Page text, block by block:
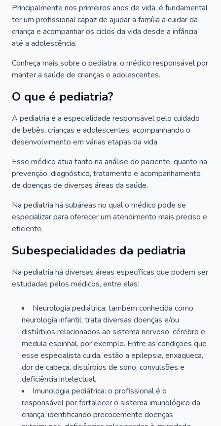
Principalmente nos primeiros anos de vida, é fundamental
ter um profissional capaz de ajudar a família a cuidar da
criança e acompanhar os ciclos da vida desde a infância
até a adolescência.
Conheça mais sobre o pediatra, o médico responsável por
manter a saúde de crianças e adolescentes.
O que é pediatria?
A pediatria é a especialidade responsável pelo cuidado
de bebês, crianças e adolescentes, acompanhando o
desenvolvimento em várias etapas da vida.
Esse médico atua tanto na análise do paciente, quanto na
prevenção, diagnóstico, tratamento e acompanhamento
de doenças de diversas áreas da saúde.
Na pediatria há subáreas no qual o médico pode se
especializar para oferecer um atendimento mais preciso e
eficiente.
Subespecialidades da pediatria
Na pediatria há diversas áreas específicas que podem ser
estudadas pelos médicos, entre elas:
Neurologia pediátrica: também conhecida como
neurologia infantil, trata diversas doenças e/ou
distúrbios relacionados ao sistema nervoso, cérebro e
medula espinhal, por exemplo. Entre as condições que
esse especialista cuida, estão a epilepsia, enxaqueca,
dor de cabeça, distúrbios de sono, convulsões e
deficiência intelectual.
Imunologia pediátrica: o profissional é o
responsável por fortalecer o sistema imunológico da
criança, identificando precocemente doenças